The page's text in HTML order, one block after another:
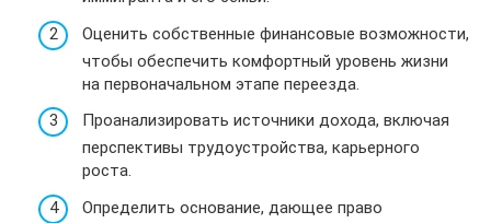
Оценить собственные финансовые возможности,
чтобы обеспечить комфортный уровень жизни
на первоначальном этапе переезда.
Проанализировать источники дохода, включая
перспективы трудоустройства, карьерного
роста.
Определить основание, дающее право